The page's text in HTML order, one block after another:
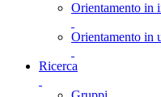
Orientamento in
Orientamento in
Ricerca